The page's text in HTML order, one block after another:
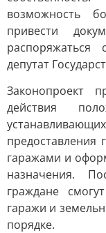
возможность
привести
депутат
Законопроект
действия
предоставления
гаражами и
назначения.
граждане
гаражи и
порядке.